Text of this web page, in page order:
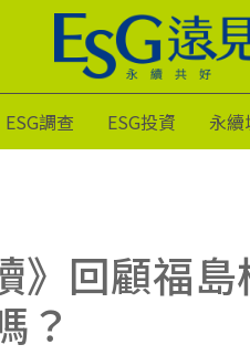
ESG調查 ESG投資 永續
》回顧福
？